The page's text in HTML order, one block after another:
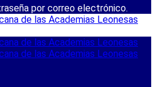
por correo electrónico.